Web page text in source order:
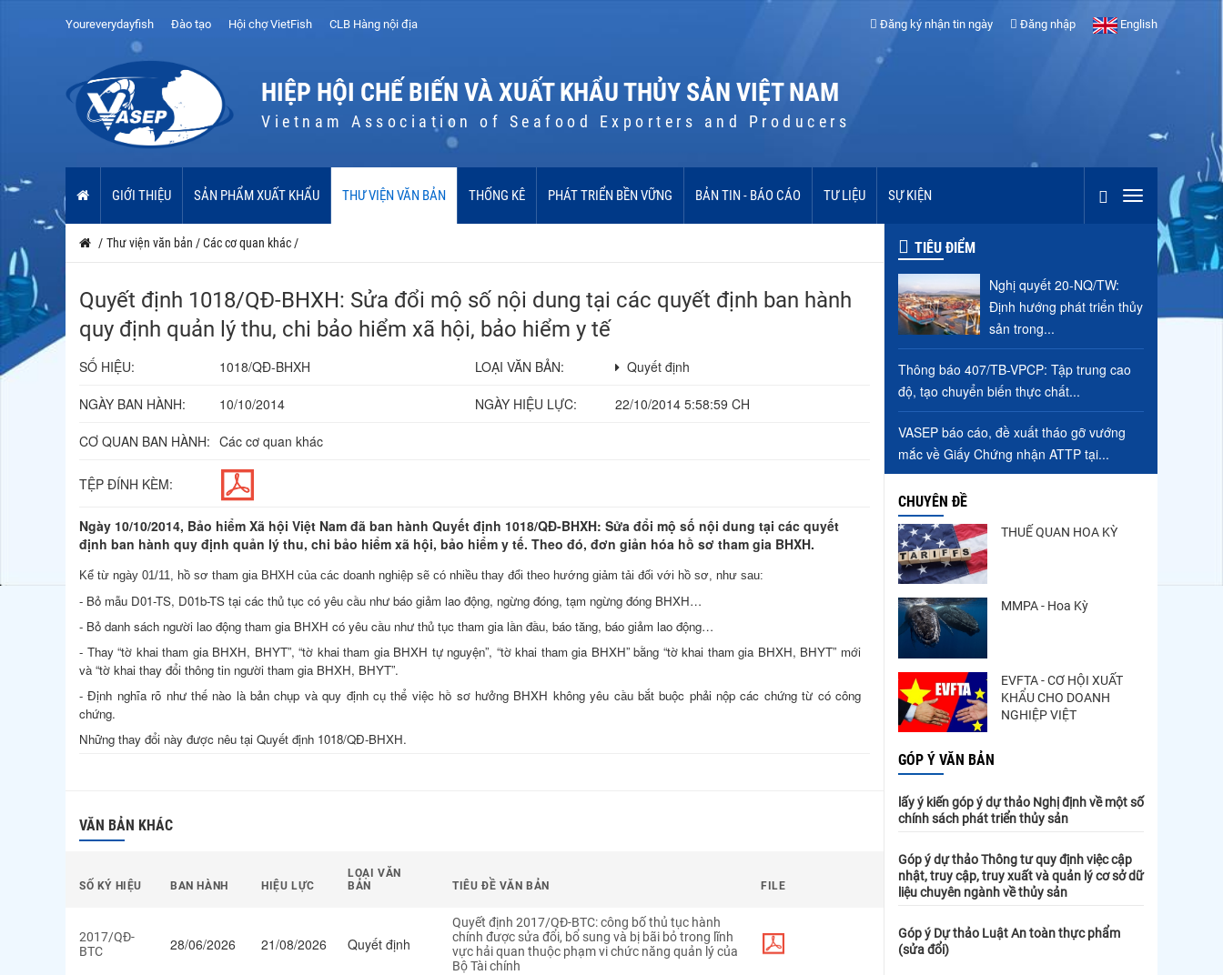
Youreverydayfish Đào tạo Hội chợ VietFish CLB Hàng nội địa Đăng ký nhận tin ngày Đăng nhập English
HIỆP HỘI CHẾ BIẾN VÀ XUẤT KHẨU THỦY SẢN VIỆT NAM
Vietnam Association of Seafood Exporters and Producers
GIỚI THIỆU SẢN PHẨM XUẤT KHẨU THƯ VIỆN VĂN BẢN THỐNG KÊ PHÁT TRIỂN BỀN VỮNG BẢN TIN - BÁO CÁO TƯ LIỆU SỰ KIỆN
/ Thư viện văn bản /Các cơ quan khác /
Quyết định 1018/QĐ-BHXH: Sửa đổi mộ số nội dung tại các quyết định ban hành
quy định quản lý thu, chi bảo hiểm xã hội, bảo hiểm y tế
SỐ HIỆU: 1018/QĐ-BHXH LOẠI VĂN BẢN: Quyết định
NGÀY BAN HÀNH: 10/10/2014 NGÀY HIỆU LỰC: 22/10/2014 5:58:59 CH
CƠ QUAN BAN HÀNH: Các cơ quan khác
TỆP ĐÍNH KÈM:
Ngày 10/10/2014, Bảo hiểm Xã hội Việt Nam đã ban hành Quyết định 1018/QĐ-BHXH: Sửa đổi mộ số nội dung tại các quyết
định ban hành quy định quản lý thu, chi bảo hiểm xã hội, bảo hiểm y tế. Theo đó, đơn giản hóa hồ sơ tham gia BHXH.
Kể từ ngày 01/11, hồ sơ tham gia BHXH của các doanh nghiệp sẽ có nhiều thay đổi theo hướng giảm tải đối với hồ sơ, như sau:
- Bỏ mẫu D01-TS, D01b-TS tại các thủ tục có yêu cầu như báo giảm lao động, ngừng đóng, tạm ngừng đóng BHXH…
- Bỏ danh sách người lao động tham gia BHXH có yêu cầu như thủ tục tham gia lần đầu, báo tăng, báo giảm lao động…
- Thay “tờ khai tham gia BHXH, BHYT”, “tờ khai tham gia BHXH tự nguyện”, “tờ khai tham gia BHXH” bằng “tờ khai tham gia BHXH, BHYT” mới
và “tờ khai thay đổi thông tin người tham gia BHXH, BHYT”.
- Định nghĩa rõ như thế nào là bản chụp và quy định cụ thể việc hồ sơ hưởng BHXH không yêu cầu bắt buộc phải nộp các chứng từ có công
chứng.
Những thay đổi này được nêu tại Quyết định 1018/QĐ-BHXH.
VĂN BẢN KHÁC
SỐ KÝ HIỆU BAN HÀNH HIỆU LỰC
LOẠI VĂN
BẢN
TIÊU ĐỀ VĂN BẢN FILE
2017/QĐ-
BTC
28/06/2026 21/08/2026 Quyết định
Quyết định 2017/QĐ-BTC: công bố thủ tục hành
chính được sửa đổi, bổ sung và bị bãi bỏ trong lĩnh
vực hải quan thuộc phạm vi chức năng quản lý của
Bộ Tài chính
TIÊU ĐIỂM
Nghị quyết 20-NQ/TW:
Định hướng phát triển thủy
sản trong...
Thông báo 407/TB-VPCP: Tập trung cao
độ, tạo chuyển biến thực chất...
VASEP báo cáo, đề xuất tháo gỡ vướng
mắc về Giấy Chứng nhận ATTP tại...
CHUYÊN ĐỀ
THUẾ QUAN HOA KỲ
MMPA - Hoa Kỳ
EVFTA - CƠ HỘI XUẤT
KHẨU CHO DOANH
NGHIỆP VIỆT
GÓP Ý VĂN BẢN
lấy ý kiến góp ý dự thảo Nghị định về một số
chính sách phát triển thủy sản
Góp ý dự thảo Thông tư quy định việc cập
nhật, truy cập, truy xuất và quản lý cơ sở dữ
liệu chuyên ngành về thủy sản
Góp ý Dự thảo Luật An toàn thực phẩm
(sửa đổi)